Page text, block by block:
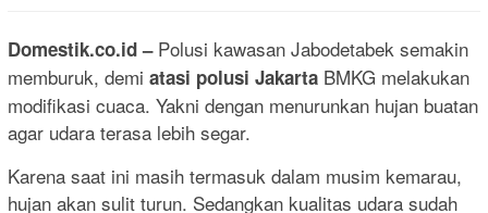
Domestik.co.id – Polusi kawasan Jabodetabek semakin
memburuk, demi atasi polusi Jakarta BMKG melakukan
modifikasi cuaca. Yakni dengan menurunkan hujan buatan
agar udara terasa lebih segar.
Karena saat ini masih termasuk dalam musim kemarau,
hujan akan sulit turun. Sedangkan kualitas udara sudah